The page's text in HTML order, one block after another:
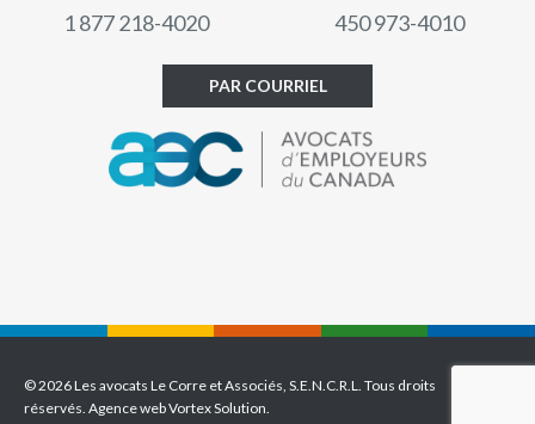
1 877 218-4020 450 973-4010
PAR COURRIEL
© 2026 Les avocats Le Corre et Associés, S.E.N.C.R.L. Tous droits
réservés. Agence webVortex Solution.